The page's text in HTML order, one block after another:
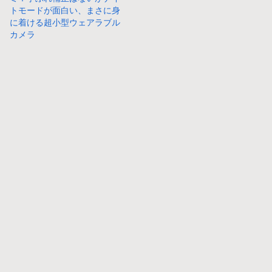
トモードが面白い、まさに身
に着ける超小型ウェアラブル
カメラ